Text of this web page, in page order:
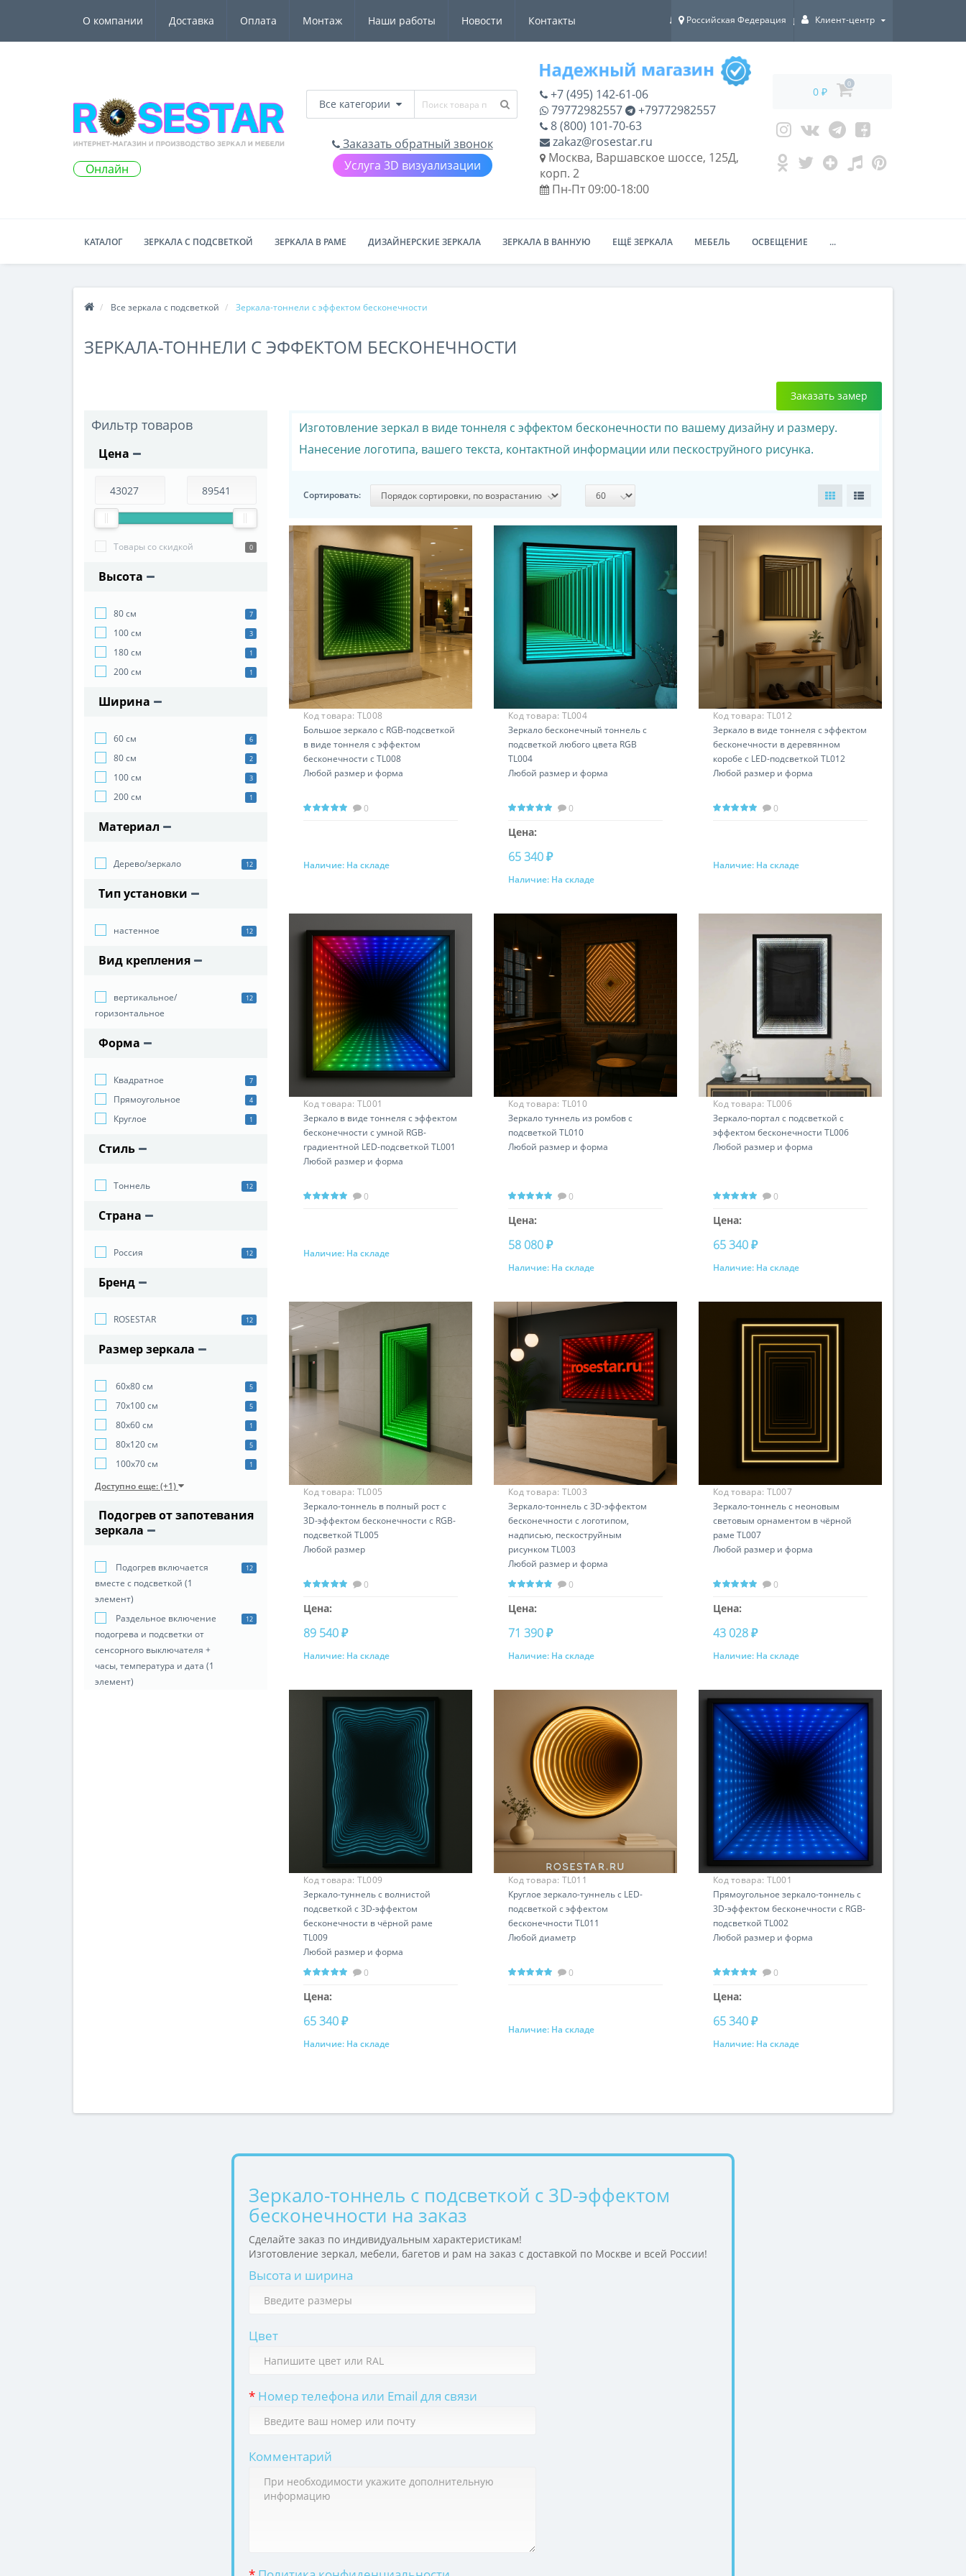
О компании Доставка Оплата Монтаж Наши работы Новости Контакты ДОСТАВКА ПО ВСЕЙ РОССИИ!
Российская Федерация Клиент-центр
Онлайн
Все категории
Заказать обратный звонок
Услуга 3D визуализации
+7 (495) 142-61-06
79772982557
+79772982557
8 (800) 101-70-63
zakaz@rosestar.ru
Москва, Варшавское шоссе, 125Д,
корп. 2
Пн-Пт 09:00-18:00
0 ₽
0
КАТАЛОГ ЗЕРКАЛА С ПОДСВЕТКОЙ ЗЕРКАЛА В РАМЕ ДИЗАЙНЕРСКИЕ ЗЕРКАЛА ЗЕРКАЛА В ВАННУЮ ЕЩЁ ЗЕРКАЛА МЕБЕЛЬ ОСВЕЩЕНИЕ ...
Все зеркала с подсветкой Зеркала-тоннели с эффектом бесконечности
ЗЕРКАЛА-ТОННЕЛИ С ЭФФЕКТОМ БЕСКОНЕЧНОСТИ
Заказать замер
Фильтр товаров
Цена
Товары со скидкой 0
Высота
80 см 7
100 см 3
180 см 1
200 см 1
Ширина
60 см 6
80 см 2
100 см 3
200 см 1
Материал
Дерево/зеркало 12
Тип установки
настенное 12
Вид крепления
вертикальное/
горизонтальное
12
Форма
Квадратное 7
Прямоугольное 4
Круглое 1
Стиль
Тоннель 12
Страна
Россия 12
Бренд
ROSESTAR 12
Размер зеркала
60х80 см 5
70х100 см 5
80х60 см 1
80х120 см 5
100х70 см 1
Доступно еще: (+1)
Подогрев от запотевания
зеркала
Подогрев включается
вместе с подсветкой (1
элемент)
12
Раздельное включение
подогрева и подсветки от
сенсорного выключателя +
часы, температура и дата (1
элемент)
12
Изготовление зеркал в виде тоннеля с эффектом бесконечности по вашему дизайну и размеру.
Нанесение логотипа, вашего текста, контактной информации или пескоструйного рисунка.
Сортировать:
Код товара: TL008
Большое зеркало с RGB-подсветкой
в виде тоннеля с эффектом
бесконечности с TL008
Любой размер и форма
0
Запросить цену
Наличие: На складе
Код товара: TL004
Зеркало бесконечный тоннель с
подсветкой любого цвета RGB
TL004
Любой размер и форма
0
Цена:
65 340 ₽
Купить
Наличие: На складе
Код товара: TL012
Зеркало в виде тоннеля с эффектом
бесконечности в деревянном
коробе с LED-подсветкой TL012
Любой размер и форма
0
Запросить цену
Наличие: На складе
Код товара: TL001
Зеркало в виде тоннеля с эффектом
бесконечности с умной RGB-
градиентной LED-подсветкой TL001
Любой размер и форма
0
Запросить цену
Наличие: На складе
Код товара: TL010
Зеркало туннель из ромбов с
подсветкой TL010
Любой размер и форма
0
Цена:
58 080 ₽
Купить
Наличие: На складе
Код товара: TL006
Зеркало-портал с подсветкой с
эффектом бесконечности TL006
Любой размер и форма
0
Цена:
65 340 ₽
Купить
Наличие: На складе
Код товара: TL005
Зеркало-тоннель в полный рост с
3D-эффектом бесконечности с RGB-
подсветкой TL005
Любой размер
0
Цена:
89 540 ₽
Купить
Наличие: На складе
Код товара: TL003
Зеркало-тоннель с 3D-эффектом
бесконечности с логотипом,
надписью, пескоструйным
рисунком TL003
Любой размер и форма
0
Цена:
71 390 ₽
Купить
Наличие: На складе
Код товара: TL007
Зеркало-тоннель с неоновым
световым орнаментом в чёрной
раме TL007
Любой размер и форма
0
Цена:
43 028 ₽
Купить
Наличие: На складе
Код товара: TL009
Зеркало-туннель с волнистой
подсветкой с 3D-эффектом
бесконечности в чёрной раме
TL009
Любой размер и форма
0
Цена:
65 340 ₽
Купить
Наличие: На складе
Код товара: TL011
Круглое зеркало-туннель с LED-
подсветкой с эффектом
бесконечности TL011
Любой диаметр
0
Запросить цену
Наличие: На складе
Код товара: TL001
Прямоугольное зеркало-тоннель с
3D-эффектом бесконечности с RGB-
подсветкой TL002
Любой размер и форма
0
Цена:
65 340 ₽
Купить
Наличие: На складе
Зеркало-тоннель с подсветкой с 3D-эффектом
бесконечности на заказ
Сделайте заказ по индивидуальным характеристикам!
Изготовление зеркал, мебели, багетов и рам на заказ с доставкой по Москве и всей России!
Высота и ширина
Цвет
* Номер телефона или Email для связи
Комментарий